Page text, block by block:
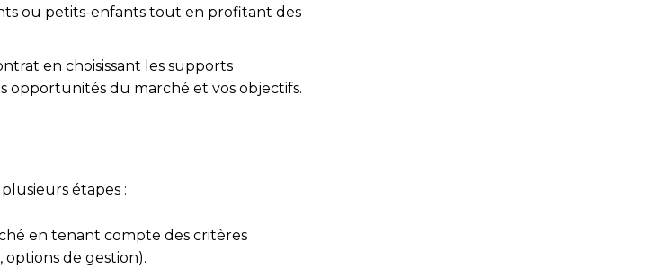
ou petits-enfants tout en profitant des
en choisissant les supports
opportunités du marché et vos objectifs.
étapes :
en tenant compte des critères
de gestion).